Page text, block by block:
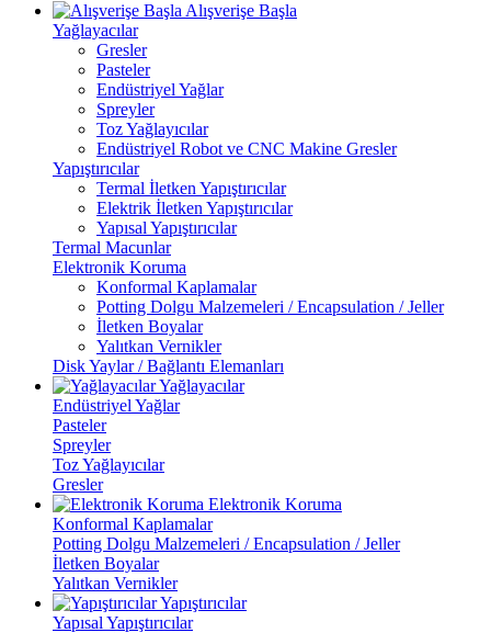
Alışverişe Başla
Yağlayacılar
Gresler
Pasteler
Endüstriyel Yağlar
Spreyler
Toz Yağlayıcılar
Endüstriyel Robot ve CNC Makine Gresler
Yapıştırıcılar
Termal İletken Yapıştırıcılar
Elektrik İletken Yapıştırıcılar
Yapısal Yapıştırıcılar
Termal Macunlar
Elektronik Koruma
Konformal Kaplamalar
Potting Dolgu Malzemeleri / Encapsulation / Jeller
İletken Boyalar
Yalıtkan Vernikler
Disk Yaylar / Bağlantı Elemanları
Yağlayacılar
Endüstriyel Yağlar
Pasteler
Spreyler
Toz Yağlayıcılar
Gresler
Elektronik Koruma
Konformal Kaplamalar
Potting Dolgu Malzemeleri / Encapsulation / Jeller
İletken Boyalar
Yalıtkan Vernikler
Yapıştırıcılar
Yapısal Yapıştırıcılar